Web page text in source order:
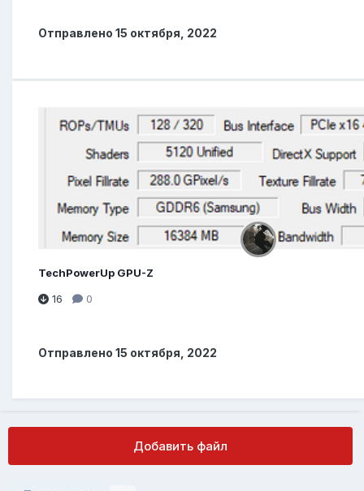
Отправлено15 октября, 2022
TechPowerUp GPU-Z
16
0
Отправлено15 октября, 2022
Добавить файл